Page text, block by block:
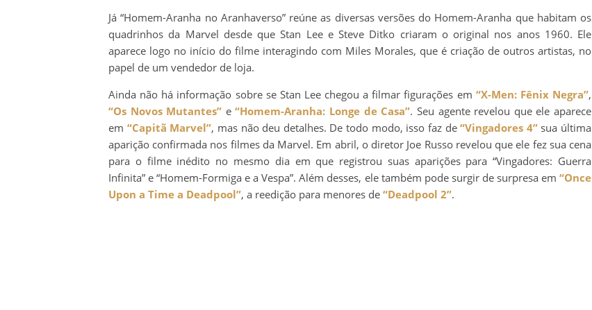
Já “Homem-Aranha no Aranhaverso” reúne as diversas versões do Homem-Aranha que habitam os
quadrinhos da Marvel desde que Stan Lee e Steve Ditko criaram o original nos anos 1960. Ele
aparece logo no início do filme interagindo com Miles Morales, que é criação de outros artistas, no
papel de um vendedor de loja.
Ainda não há informação sobre se Stan Lee chegou a filmar figurações em “X-Men: Fênix Negra”,
“Os Novos Mutantes” e“Homem-Aranha: Longe de Casa”. Seu agente revelou que ele aparece
em “Capitã Marvel”, mas não deu detalhes. De todo modo, isso faz de“Vingadores 4”sua última
aparição confirmada nos filmes da Marvel. Em abril, o diretor Joe Russo revelou que ele fez sua cena
para o filme inédito no mesmo dia em que registrou suas aparições para “Vingadores: Guerra
Infinita” e “Homem-Formiga e a Vespa”. Além desses, ele também pode surgir de surpresa em “Once
Upon a Time a Deadpool”, a reedição para menores de “Deadpool 2”.